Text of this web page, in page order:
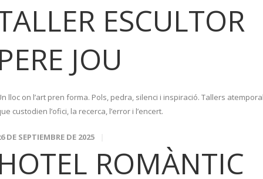
ESCULTOR
JOU
lloc on l’art pren forma. Pols, pedra, silenci i inspiració. Tallers
custodien l’ofici, la recerca, l’error i l’encert.
DE SEPTIEMBRE DE 2025
ROMÀNTIC